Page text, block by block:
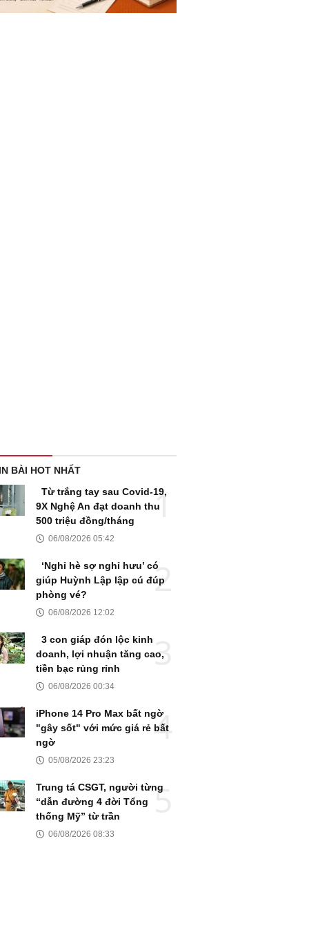
BÀI HOT NHẤT
Từ trắng tay sau Covid-19,
9X Nghệ An đạt doanh thu
500 triệu đồng/tháng
06/08/2026 05:42
‘Nghỉ hè sợ nghỉ hưu’ có
giúp Huỳnh Lập lập cú đúp
phòng vé?
06/08/2026 12:02
3 con giáp đón lộc kinh
doanh, lợi nhuận tăng cao,
tiền bạc rủng rỉnh
06/08/2026 00:34
iPhone 14 Pro Max bất ngờ
"gây sốt" với mức giá rẻ bất
ngờ
05/08/2026 23:23
Trung tá CSGT, người từng
“dẫn đường 4 đời Tổng
thống Mỹ” từ trần
06/08/2026 08:33